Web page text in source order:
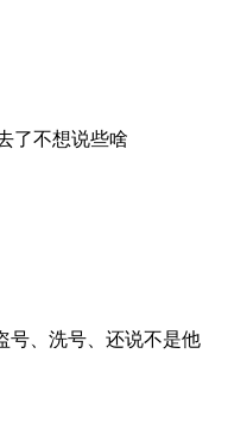
了不想说些啥
号、洗号、还说不是他